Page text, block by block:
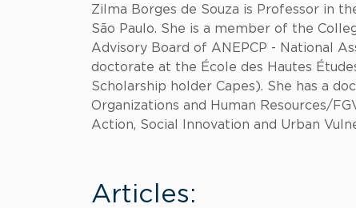
Zilma Borges de Souza is Professor in
São Paulo. She is a member of the
Advisory Board of ANEPCP - National
doctorate at the École des Hautes
Scholarship holder Capes). She has a
Organizations and Human Resources/
Action, Social Innovation and Urban
Articles: